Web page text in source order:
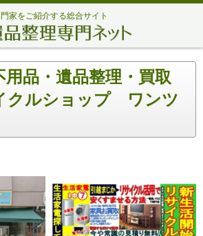
家をご紹介する総合サイト
用品・遺品整理・買取
クルショップ ワンツ